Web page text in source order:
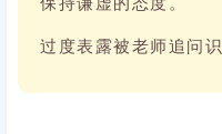
过度表露被老师追问